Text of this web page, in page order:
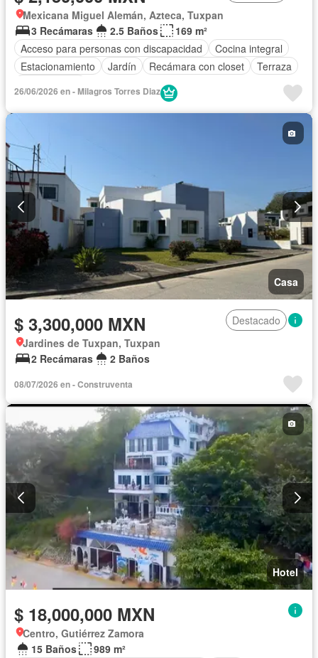
Mexicana Miguel Alemán, Azteca, Tuxpan
3 Recámaras
2.5 Baños
169 m²
Acceso para personas con discapacidad
Cocina integral
Estacionamiento
Jardín Recámara con closet
Terraza
26/06/2026 en - Milagros Torres Diaz
Casa
$ 3,300,000 MXN
Destacado
Jardines de Tuxpan, Tuxpan
2 Recámaras
2 Baños
08/07/2026 en - Construventa
Hotel
$ 18,000,000 MXN
Centro, Gutiérrez Zamora
15 Baños
989 m²